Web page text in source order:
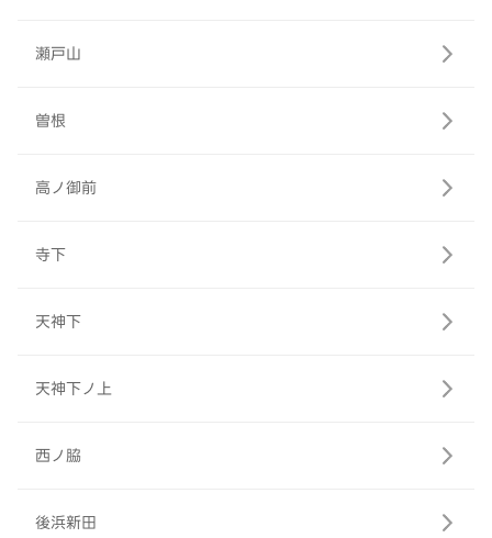
瀬戸山
曽根
高ノ御前
寺下
天神下
天神下ノ上
西ノ脇
後浜新田